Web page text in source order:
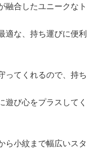
融合したユニークなト
適な、持ち運びに便利
ってくれるので、持ち
遊び心をプラスしてく
ら小紋まで幅広いスタ